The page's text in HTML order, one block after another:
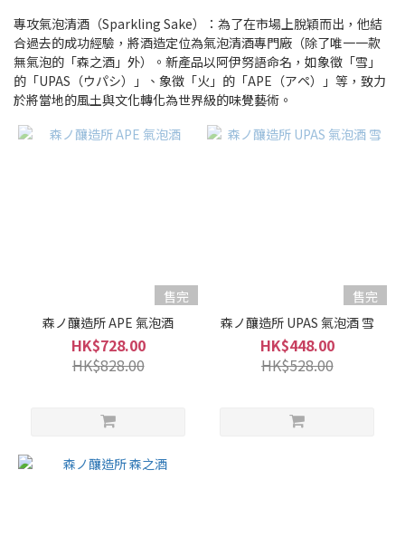
濃
郁
型
(1)
爽
900ml
10 -
14%
專攻氣泡清酒（Sparkling Sake）：為了在市場上脫穎而出，他結
合過去的成功經驗，將酒造定位為氣泡清酒專門廠（除了唯一一款
無氣泡的「森之酒」外）。新產品以阿伊努語命名，如象徵「雪」
的「UPAS（ウパシ）」、象徵「火」的「APE（アペ）」等，致力
於將當地的風土與文化轉化為世界級的味覺藝術。
售完
森ノ釀造所 APE 氣泡酒
HK$728.00
HK$828.00
售完
森ノ釀造所 UPAS 氣泡酒 雪
HK$448.00
HK$528.00